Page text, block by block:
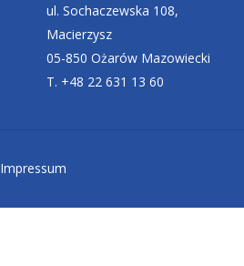
ul. Sochaczewska 108,
Macierzysz
05-850 Ożarów Mazowiecki
T. +48 22 631 13 60
Impressum